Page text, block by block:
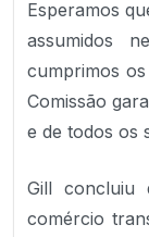
Esperamos
assumidos
cumprimos
Comissão
e de todos os
Gill concluiu
comércio